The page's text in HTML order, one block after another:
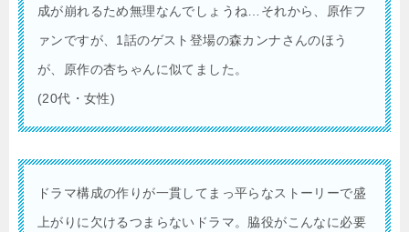
成が崩れるため無理なんでしょうね…それから、原作フ
ァンですが、1話のゲスト登場の森カンナさんのほう
が、原作の杏ちゃんに似てました。
(20代・女性)
ドラマ構成の作りが一貫してまっ平らなストーリーで盛
上がりに欠けるつまらないドラマ。脇役がこんなに必要